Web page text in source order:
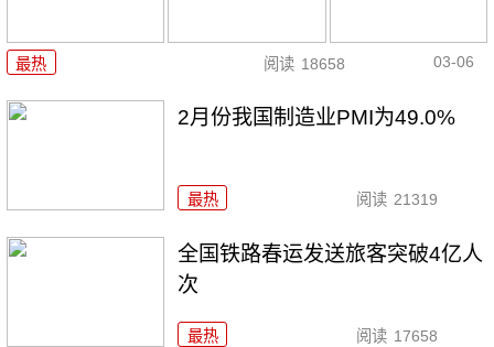
最热 阅读 18658 03-06
2月份我国制造业PMI为49.0%
最热 阅读 21319
全国铁路春运发送旅客突破4亿人
次
最热 阅读 17658